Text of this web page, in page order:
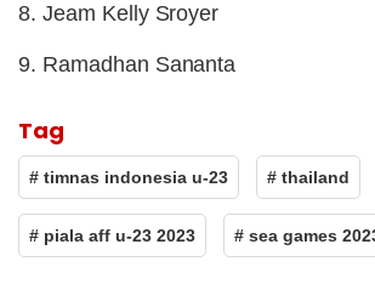
8. Jeam Kelly Sroyer
9. Ramadhan Sananta
Tag
# timnas indonesia u-23 # thailand
# piala aff u-23 2023 # sea games